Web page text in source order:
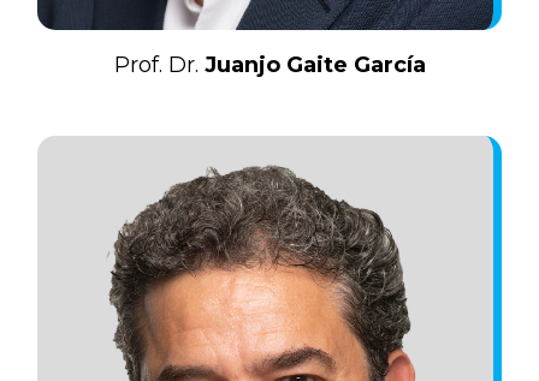
Prof. Dr. Juanjo Gaite García